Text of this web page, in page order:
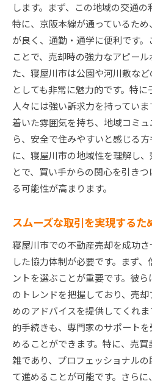
します。まず、この地域の交通の
特に、京阪本線が通っているた
が良く、通勤・通学に便利です
ことで、売却時の強力なアピー
た、寝屋川市は公園や河川敷な
としても非常に魅力的です。特
人々には強い訴求力を持ってい
着いた雰囲気を持ち、地域コミ
ら、安全で住みやすいと感じる
に、寝屋川市の地域性を理解し
とで、買い手からの関心を引き
る可能性が高まります。
スムーズな取引を実現するた
寝屋川市での不動産売却を成功
した協力体制が必要です。まず
ントを選ぶことが重要です。彼
のトレンドを把握しており、売
めのアドバイスを提供してくれ
的手続きも、専門家のサポート
めることができます。特に、売
雑であり、プロフェッショナル
て進めることが可能です。さら